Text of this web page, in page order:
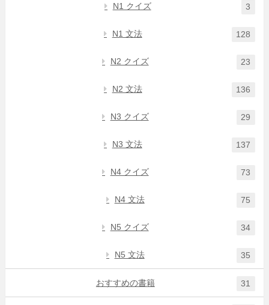
N1 クイズ 3
N1 文法 128
N2 クイズ 23
N2 文法 136
N3 クイズ 29
N3 文法 137
N4 クイズ 73
N4 文法 75
N5 クイズ 34
N5 文法 35
おすすめの書籍 31